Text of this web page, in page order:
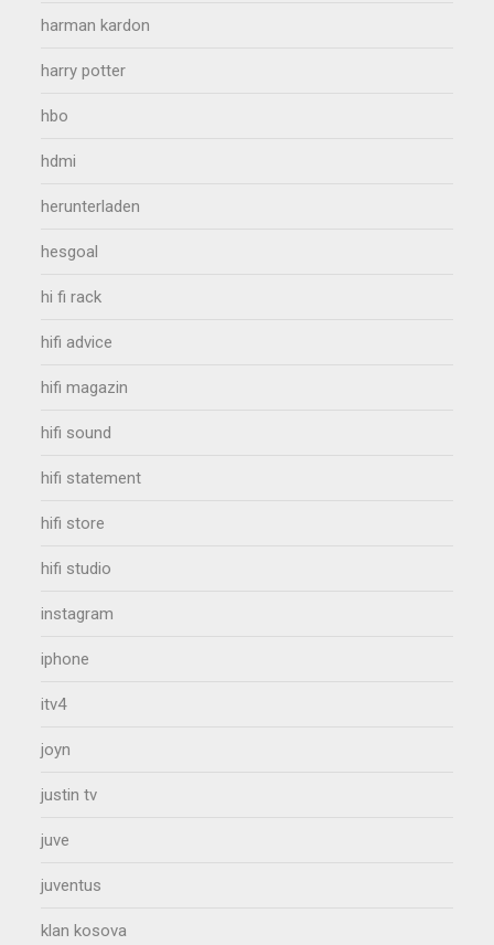
harman kardon
harry potter
hbo
hdmi
herunterladen
hesgoal
hi fi rack
hifi advice
hifi magazin
hifi sound
hifi statement
hifi store
hifi studio
instagram
iphone
itv4
joyn
justin tv
juve
juventus
klan kosova